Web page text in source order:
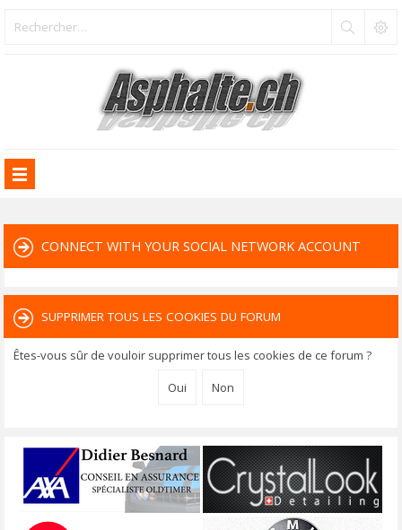
CONNECT WITH YOUR SOCIAL NETWORK ACCOUNT
SUPPRIMER TOUS LES COOKIES DU FORUM
Êtes-vous sûr de vouloir supprimer tous les cookies de ce forum ?